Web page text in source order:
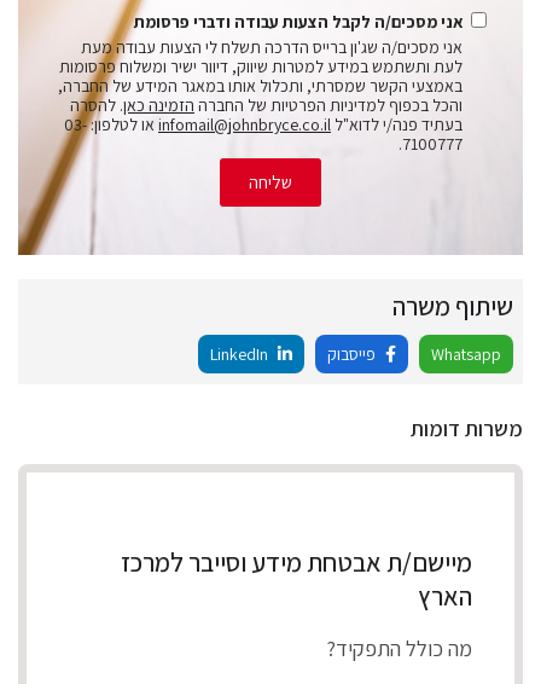
אני מסכים/ה לקבל הצעות עבודה ודברי פרסומת
אני מסכים/ה שג'ון ברייס הדרכה תשלח לי הצעות עבודה מעת
לעת ותשתמש במידע למטרות שיווק, דיוור ישיר ומשלוח פרסומות
באמצעי הקשר שמסרתי, ותכלול אותו במאגר המידע של החברה,
והכל בכפוף למדיניות הפרטיות של החברה הזמינה כאן. להסרה
בעתיד פנה/י לדוא"ל infomail@johnbryce.co.il
או לטלפון: 03-
7100777.
שליחה
שיתוף משרה
Whatsapp פייסבוק
משרות דומות
מיישם/ת אבטחת מידע וסייבר למרכז
הארץ
מה כולל התפקיד?